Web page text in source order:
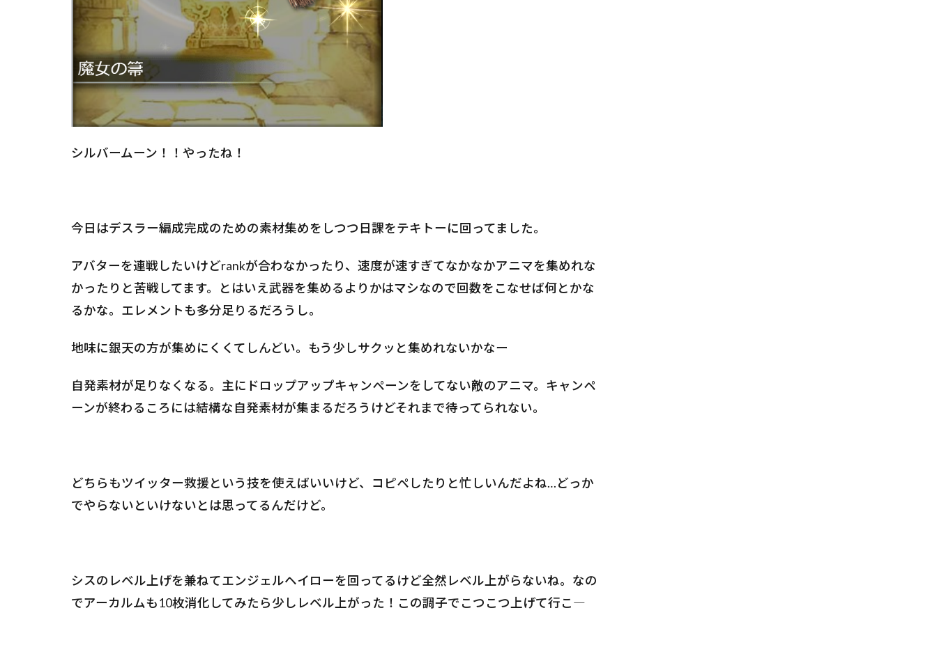
シルバームーン！！やったね！
今日はデスラー編成完成のための素材集めをしつつ日課をテキトーに回ってました。
アバターを連戦したいけどrankが合わなかったり、速度が速すぎてなかなかアニマを集めれな
かったりと苦戦してます。とはいえ武器を集めるよりかはマシなので回数をこなせば何とかな
るかな。エレメントも多分足りるだろうし。
地味に銀天の方が集めにくくてしんどい。もう少しサクッと集めれないかなー
自発素材が足りなくなる。主にドロップアップキャンペーンをしてない敵のアニマ。キャンペ
ーンが終わるころには結構な自発素材が集まるだろうけどそれまで待ってられない。
どちらもツイッター救援という技を使えばいいけど、コピペしたりと忙しいんだよね…どっか
でやらないといけないとは思ってるんだけど。
シスのレベル上げを兼ねてエンジェルヘイローを回ってるけど全然レベル上がらないね。なの
でアーカルムも10枚消化してみたら少しレベル上がった！この調子でこつこつ上げて行こ―